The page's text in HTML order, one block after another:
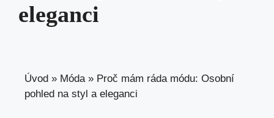
eleganci
Úvod » Móda» Proč mám ráda módu: Osobní
pohled na styl a eleganci